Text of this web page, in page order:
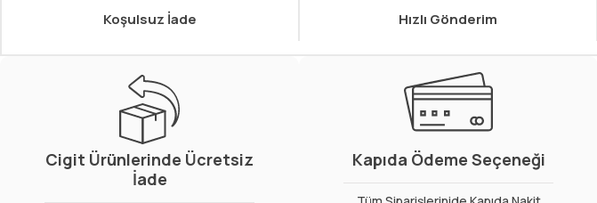
Koşulsuz İade Hızlı Gönderim
Cigit Ürünlerinde Ücretsiz
İade
Kapıda Ödeme Seçeneği